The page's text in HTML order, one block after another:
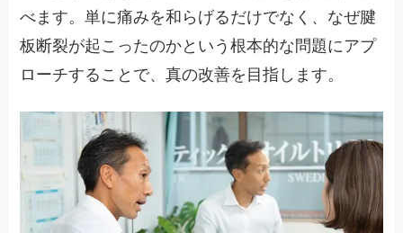
べます。単に痛みを和らげるだけでなく、なぜ腱
板断裂が起こったのかという根本的な問題にアプ
ローチすることで、真の改善を目指します。